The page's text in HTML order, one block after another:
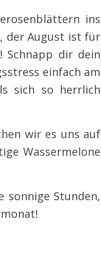
ins
der August ist für
Schnapp dir dein
einfach am
sich so herrlich
wir es uns auf
Wassermelone
sonnige Stunden,